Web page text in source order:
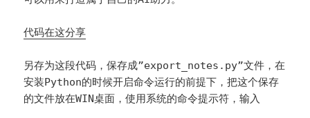
代码在这分享
另存为这段代码，保存成”export_notes.py”文件，在
安装Python的时候开启命令运行的前提下，把这个保存
的文件放在WIN桌面，使用系统的命令提示符，输入